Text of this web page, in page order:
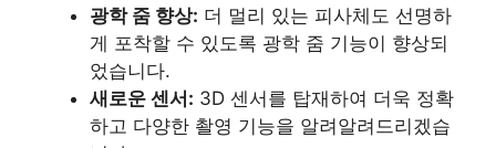
광학 줌 향상: 더 멀리 있는 피사체도 선명하
게 포착할 수 있도록 광학 줌 기능이 향상되
었습니다.
새로운 센서: 3D 센서를 탑재하여 더욱 정확
하고 다양한 촬영 기능을 알려알려드리겠습